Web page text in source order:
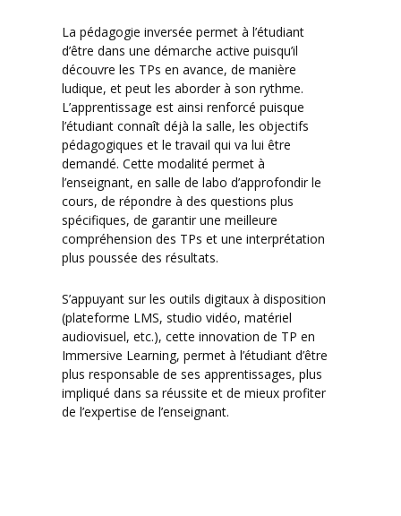
La pédagogie inversée permet à l’étudiant
d’être dans une démarche active puisqu’il
découvre les TPs en avance, de manière
ludique, et peut les aborder à son rythme.
L’apprentissage est ainsi renforcé puisque
l’étudiant connaît déjà la salle, les objectifs
pédagogiques et le travail qui va lui être
demandé. Cette modalité permet à
l’enseignant, en salle de labo d’approfondir le
cours, de répondre à des questions plus
spécifiques, de garantir une meilleure
compréhension des TPs et une interprétation
plus poussée des résultats.
S’appuyant sur les outils digitaux à disposition
(plateforme LMS, studio vidéo, matériel
audiovisuel, etc.), cette innovation de TP en
Immersive Learning, permet à l’étudiant d’être
plus responsable de ses apprentissages, plus
impliqué dans sa réussite et de mieux profiter
de l’expertise de l’enseignant.